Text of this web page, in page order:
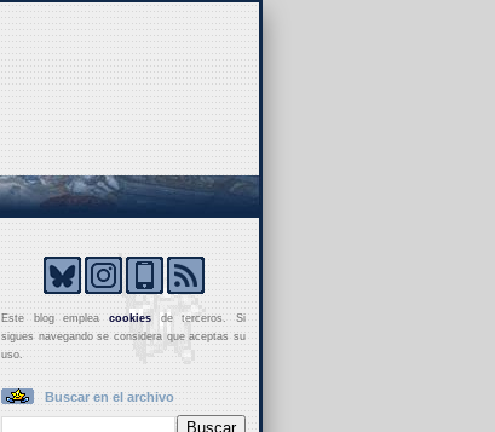
Este blog empleacookies de terceros. Si
sigues navegando se considera que aceptas su
uso.
Buscar en el archivo